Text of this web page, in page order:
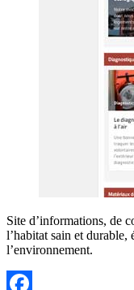
Site d’informations, de
l’habitat sain et durable,
l’environnement.